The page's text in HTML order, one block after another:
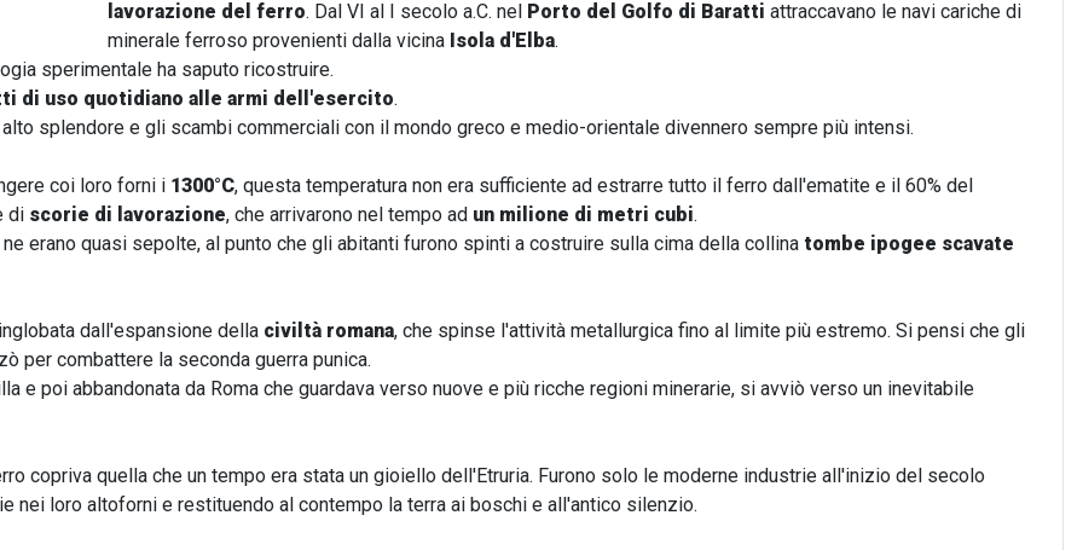
lavorazione del ferro. Dal VI al I secolo a.C. nel Porto del Golfo di Baratti attraccavano le navi cariche di
minerale ferroso provenienti dalla vicina Isola d'Elba.
sperimentale ha saputo ricostruire.
di uso quotidiano alle armi dell'esercito.
splendore e gli scambi commerciali con il mondo greco e medio-orientale divennero sempre più intensi.
coi loro forni i 1300°C, questa temperatura non era sufficiente ad estrarre tutto il ferro dall'ematite e il 60% del
di scorie di lavorazione, che arrivarono nel tempo ad un milione di metri cubi.
ne erano quasi sepolte, al punto che gli abitanti furono spinti a costruire sulla cima della collina tombe ipogee scavate
dall'espansione della civiltà romana, che spinse l'attività metallurgica fino al limite più estremo. Si pensi che gli
per combattere la seconda guerra punica.
e poi abbandonata da Roma che guardava verso nuove e più ricche regioni minerarie, si avviò verso un inevitabile
copriva quella che un tempo era stata un gioiello dell'Etruria. Furono solo le moderne industrie all'inizio del secolo
nei loro altoforni e restituendo al contempo la terra ai boschi e all'antico silenzio.